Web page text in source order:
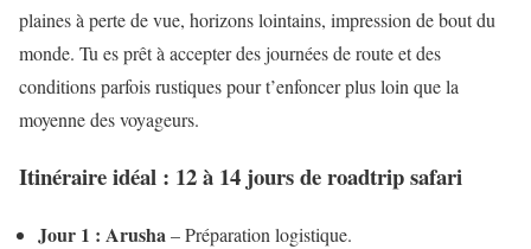
plaines à perte de vue, horizons lointains, impression de bout du
monde. Tu es prêt à accepter des journées de route et des
conditions parfois rustiques pour t’enfoncer plus loin que la
moyenne des voyageurs.
Itinéraire idéal : 12 à 14 jours de roadtrip safari
Jour 1 : Arusha– Préparation logistique.